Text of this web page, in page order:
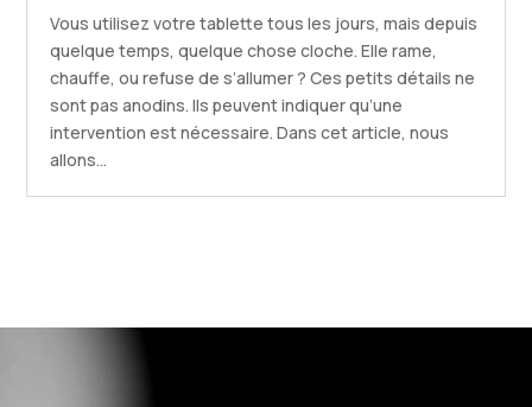
Vous utilisez votre tablette tous les jours, mais depuis
quelque temps, quelque chose cloche. Elle rame,
chauffe, ou refuse de s’allumer ? Ces petits détails ne
sont pas anodins. Ils peuvent indiquer qu’une
intervention est nécessaire. Dans cet article, nous
allons...